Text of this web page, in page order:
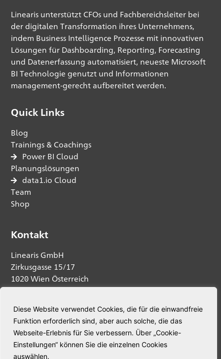
Diese Website verwendet Cookies, die für die einwandfreie
Funktion erforderlich sind, aber auch solche, die das
Webseite-Erlebnis für Sie verbessern. Über „Cookie-
Einstellungen“ können Sie die einzelnen Cookies
auswählen.
Linearis unterstützt CFOs und Fachbereichsleiter bei
der digitalen Transformation ihres Unternehmens,
indem Business Intelligence Prozesse mit innovativen
Lösungen für Dashboarding, Reporting, Forecasting
und Datenerfassung automatisiert, neueste Microsoft
BI Technologie genutzt und Informationen
management-gerecht aufbereitet werden.
Quick Links
Blog
Trainings & Coachings
Power BI Cloud
Planungslösungen
data1.io Cloud
Team
Shop
Kontakt
Linearis GmbH
Zirkusgasse 15/17
1020 Wien Österreich
Anfrage senden
Telefon:+43 664 5345563
E-Mail:welcome@linearis.at